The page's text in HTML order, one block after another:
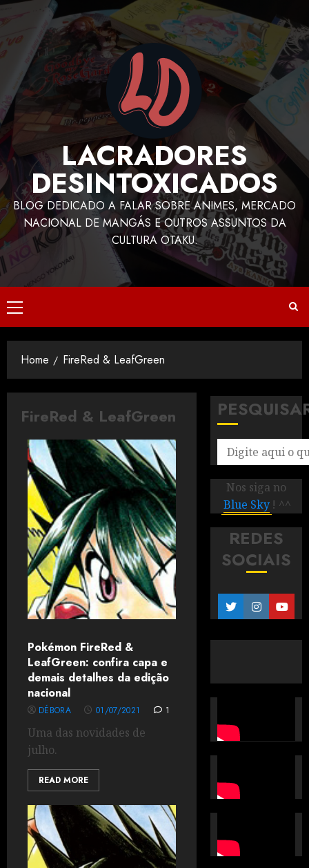
LACRADORES
DESINTOXICADOS
BLOG DEDICADO A FALAR SOBRE ANIMES, MERCADO
NACIONAL DE MANGÁS E OUTROS ASSUNTOS DA
CULTURA OTAKU.
Home FireRed & LeafGreen
FireRed & LeafGreen
Pokémon FireRed &
LeafGreen: confira capa e
demais detalhes da edição
nacional
DÉBORA 01/07/2021 1
Uma das novidades de
julho.
READ MORE
Nos siga no
Blue Sky ! ^^
REDES
SOCIAIS